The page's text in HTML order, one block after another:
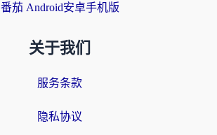
番茄 Android安卓手机版
关于我们
服务条款
隐私协议